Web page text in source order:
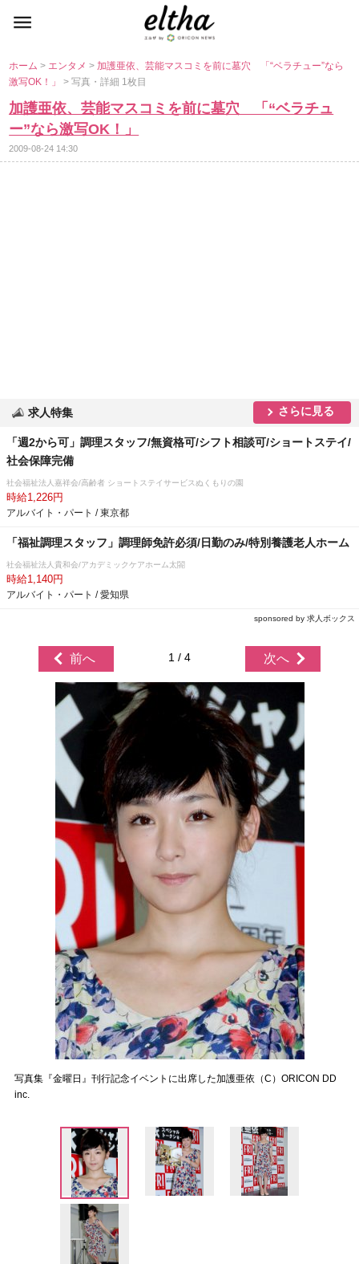
ホーム> エンタメ>加護亜依、芸能マスコミを前に墓穴 「“ベラチュー”なら
激写OK！」> 写真・詳細 1枚目
加護亜依、芸能マスコミを前に墓穴 「“ベラチュ
ー”なら激写OK！」
2009-08-24 14:30
求人特集 さらに見る
「週2から可」調理スタッフ/無資格可/シフト相談可/ショートステイ/
社会保障完備
社会福祉法人嘉祥会/高齢者 ショートステイサービスぬくもりの園
時給1,226円
アルバイト・パート / 東京都
「福祉調理スタッフ」調理師免許必須/日勤のみ/特別養護老人ホーム
社会福祉法人貴和会/アカデミックケアホーム太閤
時給1,140円
アルバイト・パート / 愛知県
sponsored by 求人ボックス
前へ 1 / 4 次へ
写真集『金曜日』刊行記念イベントに出席した加護亜依（C）ORICON DD
inc.